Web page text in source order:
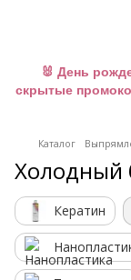
🐰 День
скрытые
Каталог
Холодный
Кератин